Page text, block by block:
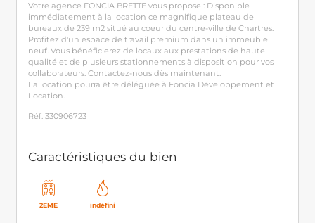
Votre agence FONCIA BRETTE vous propose : Disponible
immédiatement à la location ce magnifique plateau de
bureaux de 239 m2 situé au coeur du centre-ville de Chartres.
Profitez d'un espace de travail premium dans un immeuble
neuf. Vous bénéficierez de locaux aux prestations de haute
qualité et de plusieurs stationnements à disposition pour vos
collaborateurs. Contactez-nous dès maintenant.
La location pourra être déléguée à Foncia Développement et
Location.
Réf. 330906723
Caractéristiques du bien
2EME indéfini